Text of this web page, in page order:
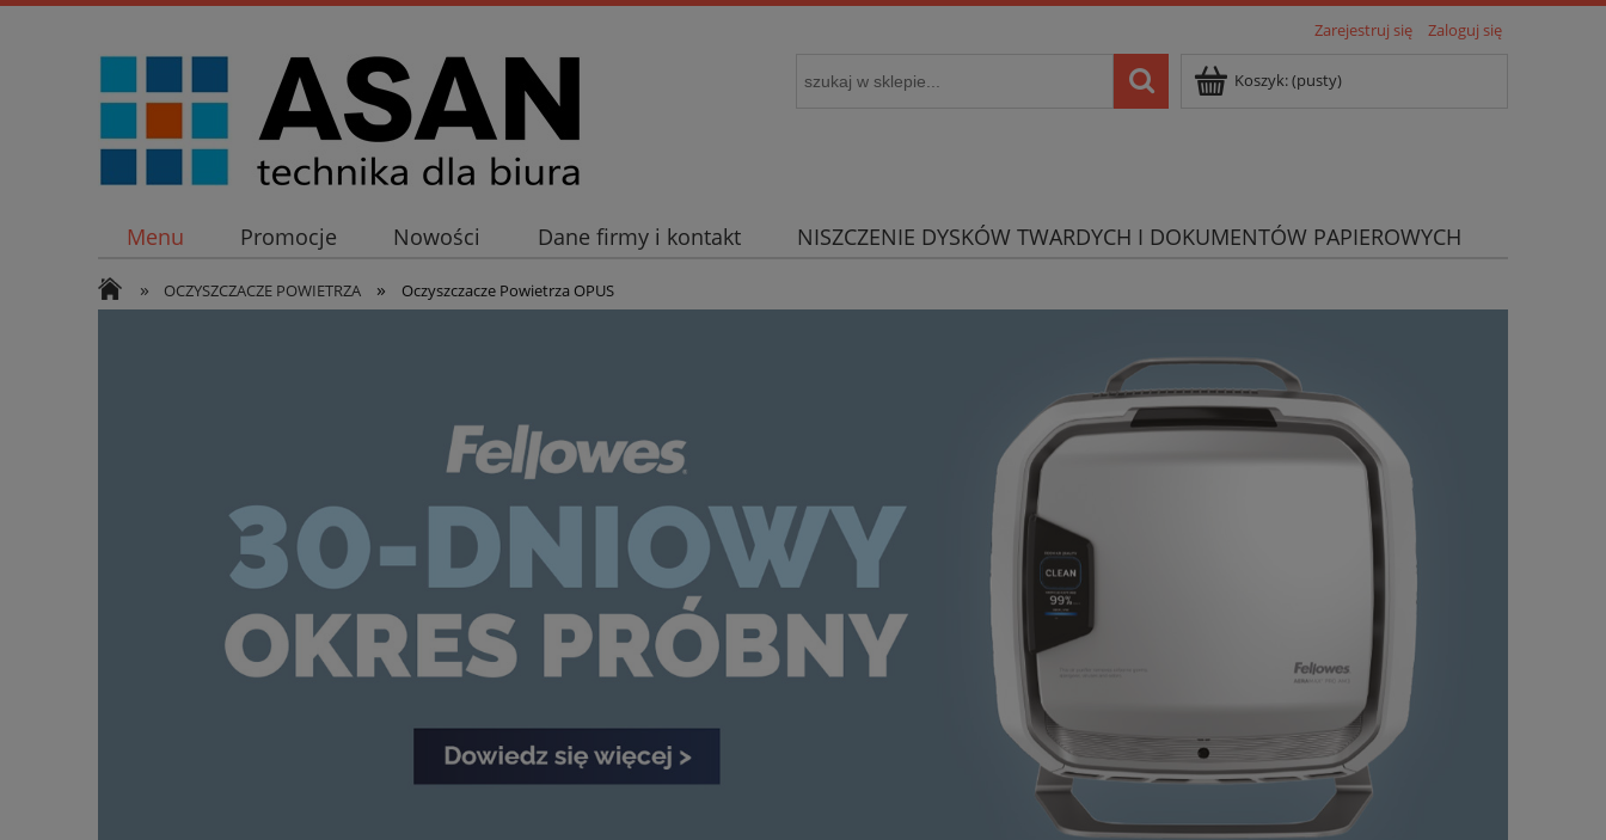
Zarejestruj się Zaloguj się
Koszyk:(pusty)
Menu Promocje Nowości Dane firmy i kontakt NISZCZENIE DYSKÓW TWARDYCH I DOKUMENTÓW PAPIEROWYCH
» OCZYSZCZACZE POWIETRZA » Oczyszczacze Powietrza OPUS